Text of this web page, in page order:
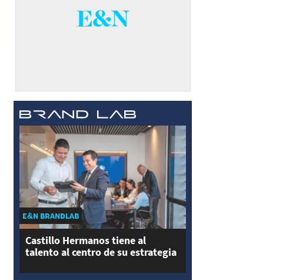
E&N BRANDLAB
Castillo Hermanos tiene al
talento al centro de su estrategia